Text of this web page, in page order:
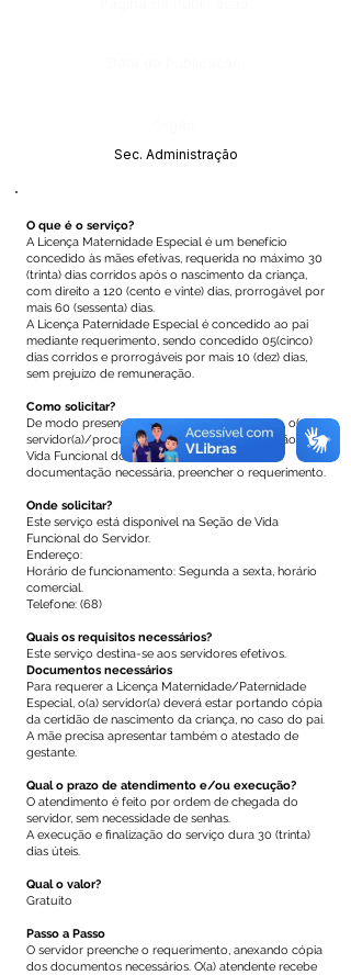
Sec. Administração
O que é o serviço?
A Licença Maternidade Especial é um benefício
concedido às mães efetivas, requerida no máximo 30
(trinta) dias corridos após o nascimento da criança,
com direito a 120 (cento e vinte) dias, prorrogável por
mais 60 (sessenta) dias.
A Licença Paternidade Especial é concedido ao pai
mediante requerimento, sendo concedido 05(cinco)
dias corridos e prorrogáveis por mais 10 (dez) dias,
sem prejuízo de remuneração.
Como solicitar?
De modo presencial, ou mediante procuração, o(a)
servidor(a)/procurador deverá se dirigir a Seção de
Vida Funcional do Servidor (SVFS) e, mediante
documentação necessária, preencher o requerimento.
Onde solicitar?
Este serviço está disponível na Seção de Vida
Funcional do Servidor.
Endereço:
Horário de funcionamento: Segunda a sexta, horário
comercial.
Telefone: (68)
Quais os requisitos necessários?
Este serviço destina-se aos servidores efetivos.
Documentos necessários
Para requerer a Licença Maternidade/Paternidade
Especial, o(a) servidor(a) deverá estar portando cópia
da certidão de nascimento da criança, no caso do pai.
A mãe precisa apresentar também o atestado de
gestante.
Qual o prazo de atendimento e/ou execução?
O atendimento é feito por ordem de chegada do
servidor, sem necessidade de senhas.
A execução e finalização do serviço dura 30 (trinta)
dias úteis.
Qual o valor?
Gratuito
Passo a Passo
O servidor preenche o requerimento, anexando cópia
dos documentos necessários. O(a) atendente recebe